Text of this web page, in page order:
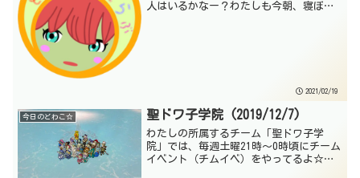
人はいるかなー？わたしも今朝、寝ぼけ
2021/02/19
今日のどわこ☆ 聖ドワ子学院 (2019/12/7)
わたしの所属するチーム「聖ドワ子学
院」では、毎週土曜21時～0時頃にチーム
イベント（チムイベ）をやってるよ☆イ